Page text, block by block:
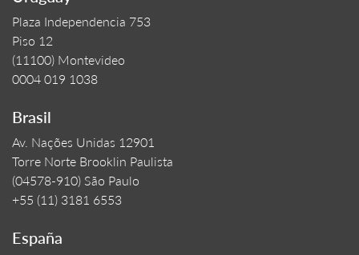
Plaza Independencia 753
Piso 12
(11100) Montevideo
0004 019 1038
Brasil
Av. Nações Unidas 12901
Torre Norte Brooklin Paulista
(04578-910) São Paulo
+55 (11) 3181 6553
España